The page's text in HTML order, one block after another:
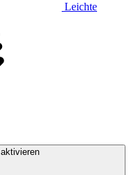
Leichte
aktivieren